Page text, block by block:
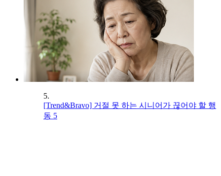
5.
[Trend&Bravo] 거절 못 하는 시니어가 끊어야 할 행
동 5